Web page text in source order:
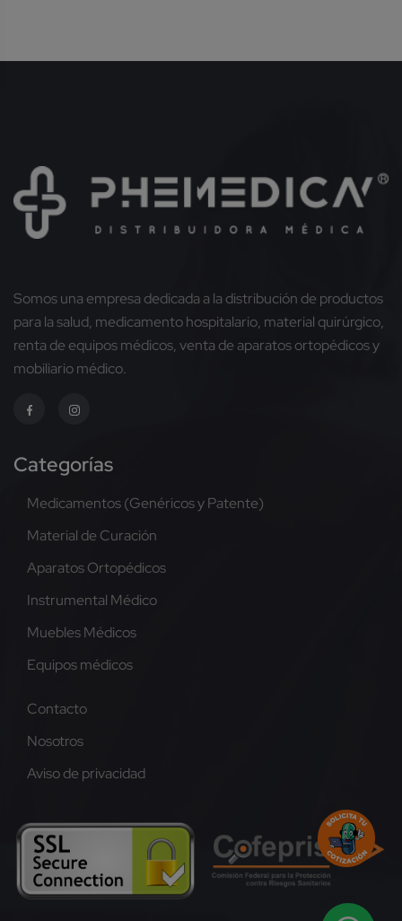
Somos una empresa dedicada a la distribución de productos
para la salud, medicamento hospitalario, material quirúrgico,
renta de equipos médicos, venta de aparatos ortopédicos y
mobiliario médico.
Categorías
Medicamentos (Genéricos y Patente)
Material de Curación
Aparatos Ortopédicos
Instrumental Médico
Muebles Médicos
Equipos médicos
Contacto
Nosotros
Aviso de privacidad